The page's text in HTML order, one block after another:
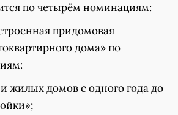
по четырём номинациям:
придомовая
дома» по
жилых домов с одного года до